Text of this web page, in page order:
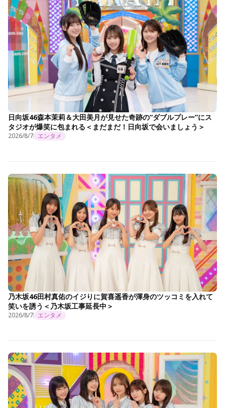
日向坂46森本茉莉＆大田美月が見せた奇跡の“ダブルプレー”にス
タジオが爆笑に包まれる＜まだまだ！日向坂で会いましょう＞
2026/8/7 エンタメ
乃木坂46田村真佑のイジりに賀喜遥香が渾身のツッコミを入れて
笑いを誘う＜乃木坂工事延長中＞
2026/8/7 エンタメ